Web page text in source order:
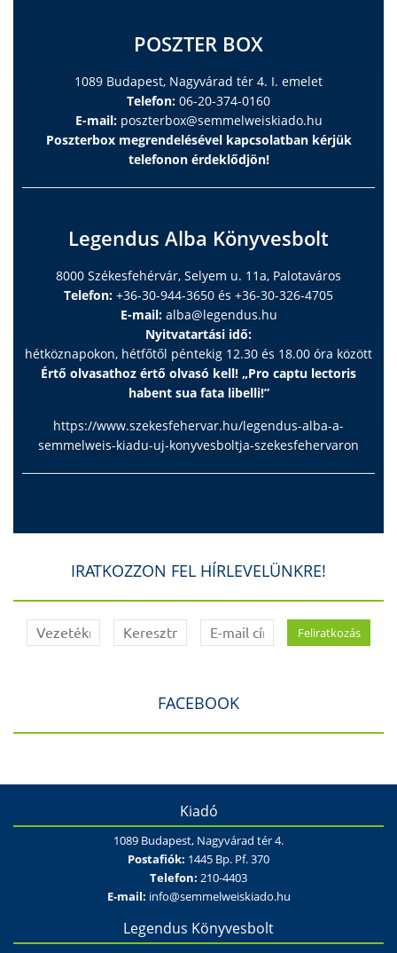
POSZTER BOX
1089 Budapest, Nagyvárad tér 4. I. emelet
Telefon: 06-20-374-0160
E-mail: poszterbox@semmelweiskiado.hu
Poszterbox megrendelésével kapcsolatban kérjük
telefonon érdeklődjön!
Legendus Alba Könyvesbolt
8000 Székesfehérvár, Selyem u. 11a, Palotaváros
Telefon: +36-30-944-3650 és +36-30-326-4705
E-mail: alba@legendus.hu
Nyitvatartási idő:
hétköznapokon, hétfőtől péntekig 12.30 és 18.00 óra között
Értő olvasathoz értő olvasó kell! „Pro captu lectoris
habent sua fata libelli!”
https://www.szekesfehervar.hu/legendus-alba-a-
semmelweis-kiadu-uj-konyvesboltja-szekesfehervaron
IRATKOZZON FEL HÍRLEVELÜNKRE!
FACEBOOK
Kiadó
1089 Budapest, Nagyvárad tér 4.
Postafiók: 1445 Bp. Pf. 370
Telefon: 210-4403
E-mail: info@semmelweiskiado.hu
Legendus Könyvesbolt